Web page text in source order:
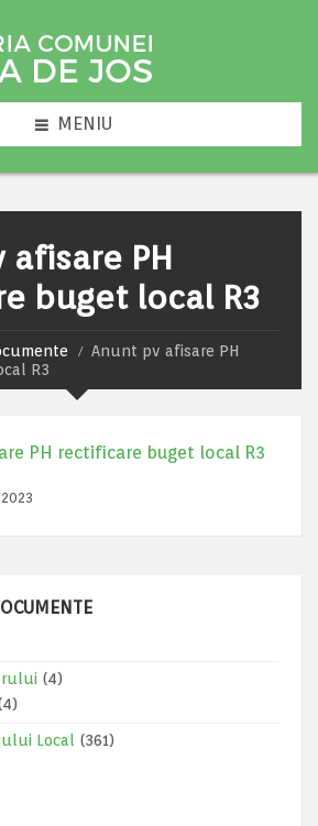
MENIU
PH
buget local R3
Anunt pv afisare PH
R3
PH rectificare buget local R3
(4)
Local
(361)